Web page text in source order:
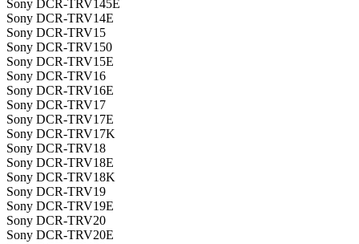
Sony DCR-TRV145E
Sony DCR-TRV14E
Sony DCR-TRV15
Sony DCR-TRV150
Sony DCR-TRV15E
Sony DCR-TRV16
Sony DCR-TRV16E
Sony DCR-TRV17
Sony DCR-TRV17E
Sony DCR-TRV17K
Sony DCR-TRV18
Sony DCR-TRV18E
Sony DCR-TRV18K
Sony DCR-TRV19
Sony DCR-TRV19E
Sony DCR-TRV20
Sony DCR-TRV20E